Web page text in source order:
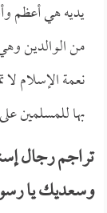
يديه هي أعظم
من الوالدين
نعمة الإسلام لا
بها للمسلمين
تراجم رجال
وسعديك يا